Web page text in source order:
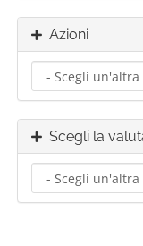
Azioni
Scegli la